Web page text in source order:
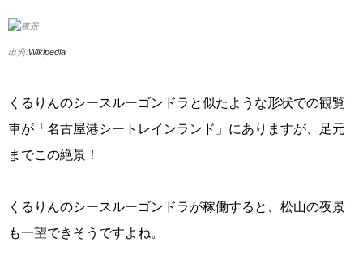
出典:Wikipedia
くるりんのシースルーゴンドラと似たような形状での観覧
車が「名古屋港シートレインランド」にありますが、足元
までこの絶景！
くるりんのシースルーゴンドラが稼働すると、松山の夜景
も一望できそうですよね。